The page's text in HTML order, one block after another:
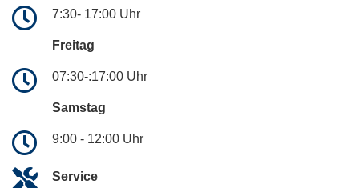
7:30- 17:00 Uhr
Freitag
07:30-:17:00 Uhr
Samstag
9:00 - 12:00 Uhr
Service